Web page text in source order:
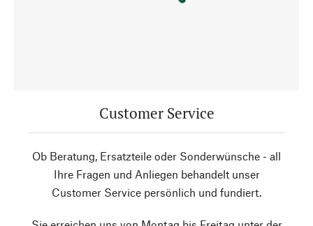
Customer Service
Ob Beratung, Ersatzteile oder Sonderwünsche - all
Ihre Fragen und Anliegen behandelt unser
Customer Service persönlich und fundiert.